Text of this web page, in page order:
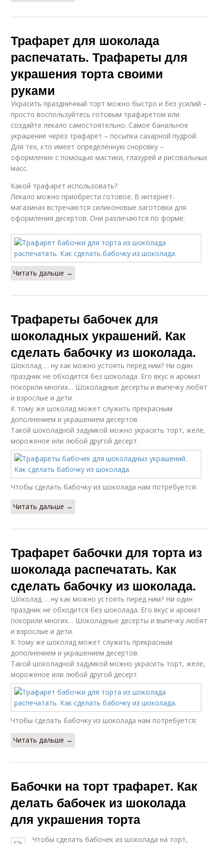
Трафарет для шоколада
распечатать. Трафареты для
украшения торта своими
руками
Украсить праздничный торт можно быстро и без усилий –
просто воспользуйтесь готовым трафаретом или
создайте лекало самостоятельно. Самое банальное
украшение через трафарет – посыпка сахарной пудрой.
Для тех, кто имеет определенную сноровку –
оформление с помощью мастики, глазурей и рисовальных
масс.
Какой трафарет использовать?
Лекало можно приобрести готовое. В интернет-
магазинах встречаются силиконовые заготовки для
оформления десертов. Они различаются по форме:
Читать дальше →
Трафареты бабочек для
шоколадных украшений. Как
сделать бабочку из шоколада.
Шоколад … ну как можно устоять перед ним? Ни один
праздник не обходится без шоколада. Его вкус и аромат
покорили многих… Шоколадные десерты и выпечку любят
и взрослые и дети.
К тому же шоколад может служить прекрасным
дополнением и украшением десертов.
Такой шоколадной задумкой можно украсить торт, желе,
мороженое или любой другой десерт.
Чтобы сделать бабочку из шоколада нам потребуется:
Читать дальше →
Трафарет бабочки для торта из
шоколада распечатать. Как
сделать бабочку из шоколада.
Шоколад … ну как можно устоять перед ним? Ни один
праздник не обходится без шоколада. Его вкус и аромат
покорили многих… Шоколадные десерты и выпечку любят
и взрослые и дети.
К тому же шоколад может служить прекрасным
дополнением и украшением десертов.
Такой шоколадной задумкой можно украсить торт, желе,
мороженое или любой другой десерт.
Чтобы сделать бабочку из шоколада нам потребуется:
Читать дальше →
Бабочки на торт трафарет. Как
делать бабочек из шоколада
для украшения торта
Чтобы сделать бабочек из шоколада на торт,